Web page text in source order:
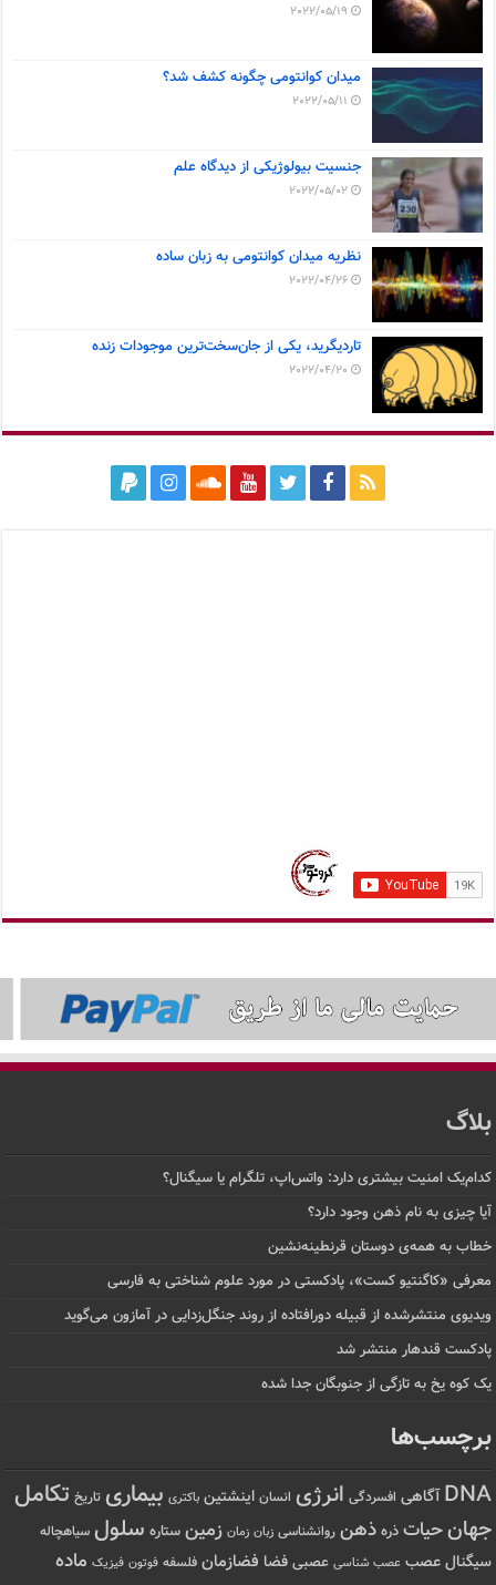
2022/05/19
میدان کوانتومی چگونه کشف شد؟
2022/05/11
جنسیت بیولوژیکی از دیدگاه علم
2022/05/02
نظریه میدان کوانتومی به زبان ساده
2022/04/26
تاردیگرید، یکی از جان‌سخت‌ترین موجودات زنده
2022/04/20
بلاگ
کدام‌یک امنیت بیشتری دارد: واتس‌اپ، تلگرام یا سیگنال؟
آیا چیزی به نام ذهن وجود دارد؟
خطاب به همه‌ی دوستان قرنطینه‌نشین
معرفی «کاگنتیو کست»، پادکستی در مورد علوم شناختی به فارسی
ویدیوی منتشرشده از قبیله دورافتاده‌ از روند جنگل‌زدایی در آمازون می‌گوید
پادکست قندهار منتشر شد
یک کوه یخ به تازگی از جنوبگان جدا شده
برچسب‌ها
DNA آگاهی افسردگی انرژی انسان اینشتین باکتری بیماری تاریخ تکامل
جهانحیات ذره ذهن روانشناسی زبان زمان زمین ستاره سلول سیاهچاله
سیگنال عصب عصب شناسی عصبی فضا فضازمان فلسفه فوتون فیزیک ماده